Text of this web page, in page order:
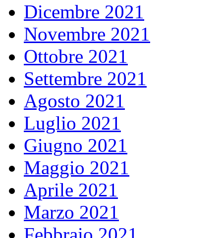
Dicembre 2021
Novembre 2021
Ottobre 2021
Settembre 2021
Agosto 2021
Luglio 2021
Giugno 2021
Maggio 2021
Aprile 2021
Marzo 2021